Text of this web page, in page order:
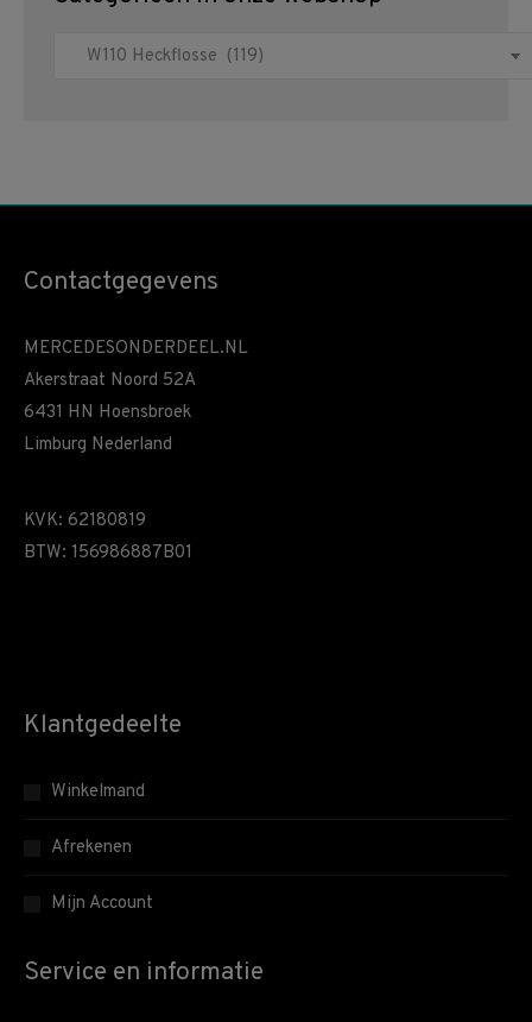
Contactgegevens
MERCEDESONDERDEEL.NL
Akerstraat Noord 52A
6431 HN Hoensbroek
Limburg Nederland
KVK: 62180819
BTW: 156986887B01
Klantgedeelte
Winkelmand
Afrekenen
Mijn Account
Service en informatie